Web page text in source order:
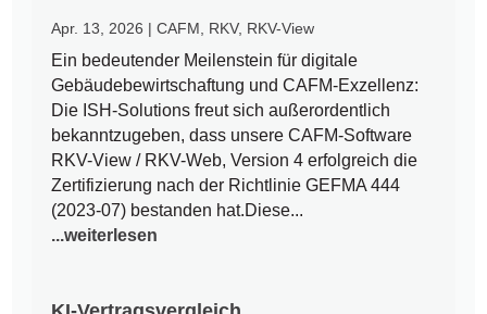
Apr. 13, 2026 |CAFM RKV, RKV-View
Ein bedeutender Meilenstein für digitale
Gebäudebewirtschaftung und CAFM-Exzellenz:
Die ISH-Solutions freut sich außerordentlich
bekanntzugeben, dass unsere CAFM-Software
RKV-View / RKV-Web, Version 4 erfolgreich die
Zertifizierung nach der Richtlinie GEFMA 444
(2023-07) bestanden hat.Diese...
...weiterlesen